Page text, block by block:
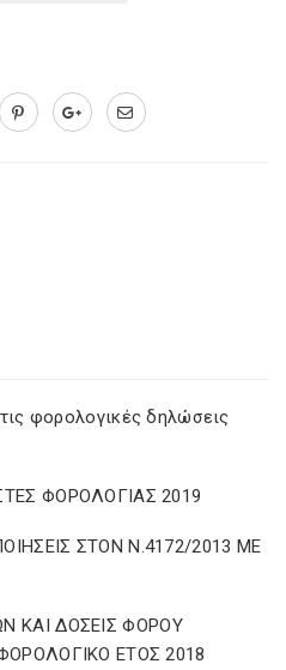
φορολογικές δηλώσεις
ΦΟΡΟΛΟΓΙΑΣ 2019
ΣΤΟΝ Ν.4172/2013 ΜΕ
ΚΑΙ ΔΟΣΕΙΣ ΦΟΡΟΥ
ΕΤΟΣ 2018